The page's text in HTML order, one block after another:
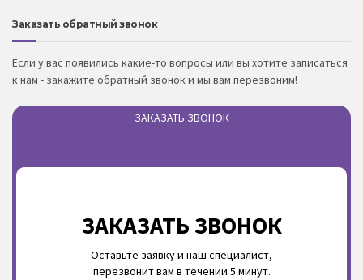
Заказать обратный звонок
Если у вас появились какие-то вопросы или вы хотите записаться
к нам - закажите обратный звонок и мы вам перезвоним!
ЗАКАЗАТЬ ЗВОНОК
ЗАКАЗАТЬ ЗВОНОК
Оставьте заявку и наш специалист,
перезвонит вам в течении 5 минут.